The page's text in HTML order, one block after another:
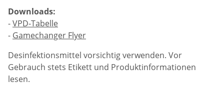
Downloads:
-VPD-Tabelle
- Gamechanger Flyer
Desinfektionsmittel vorsichtig verwenden. Vor
Gebrauch stets Etikett und Produktinformationen
lesen.